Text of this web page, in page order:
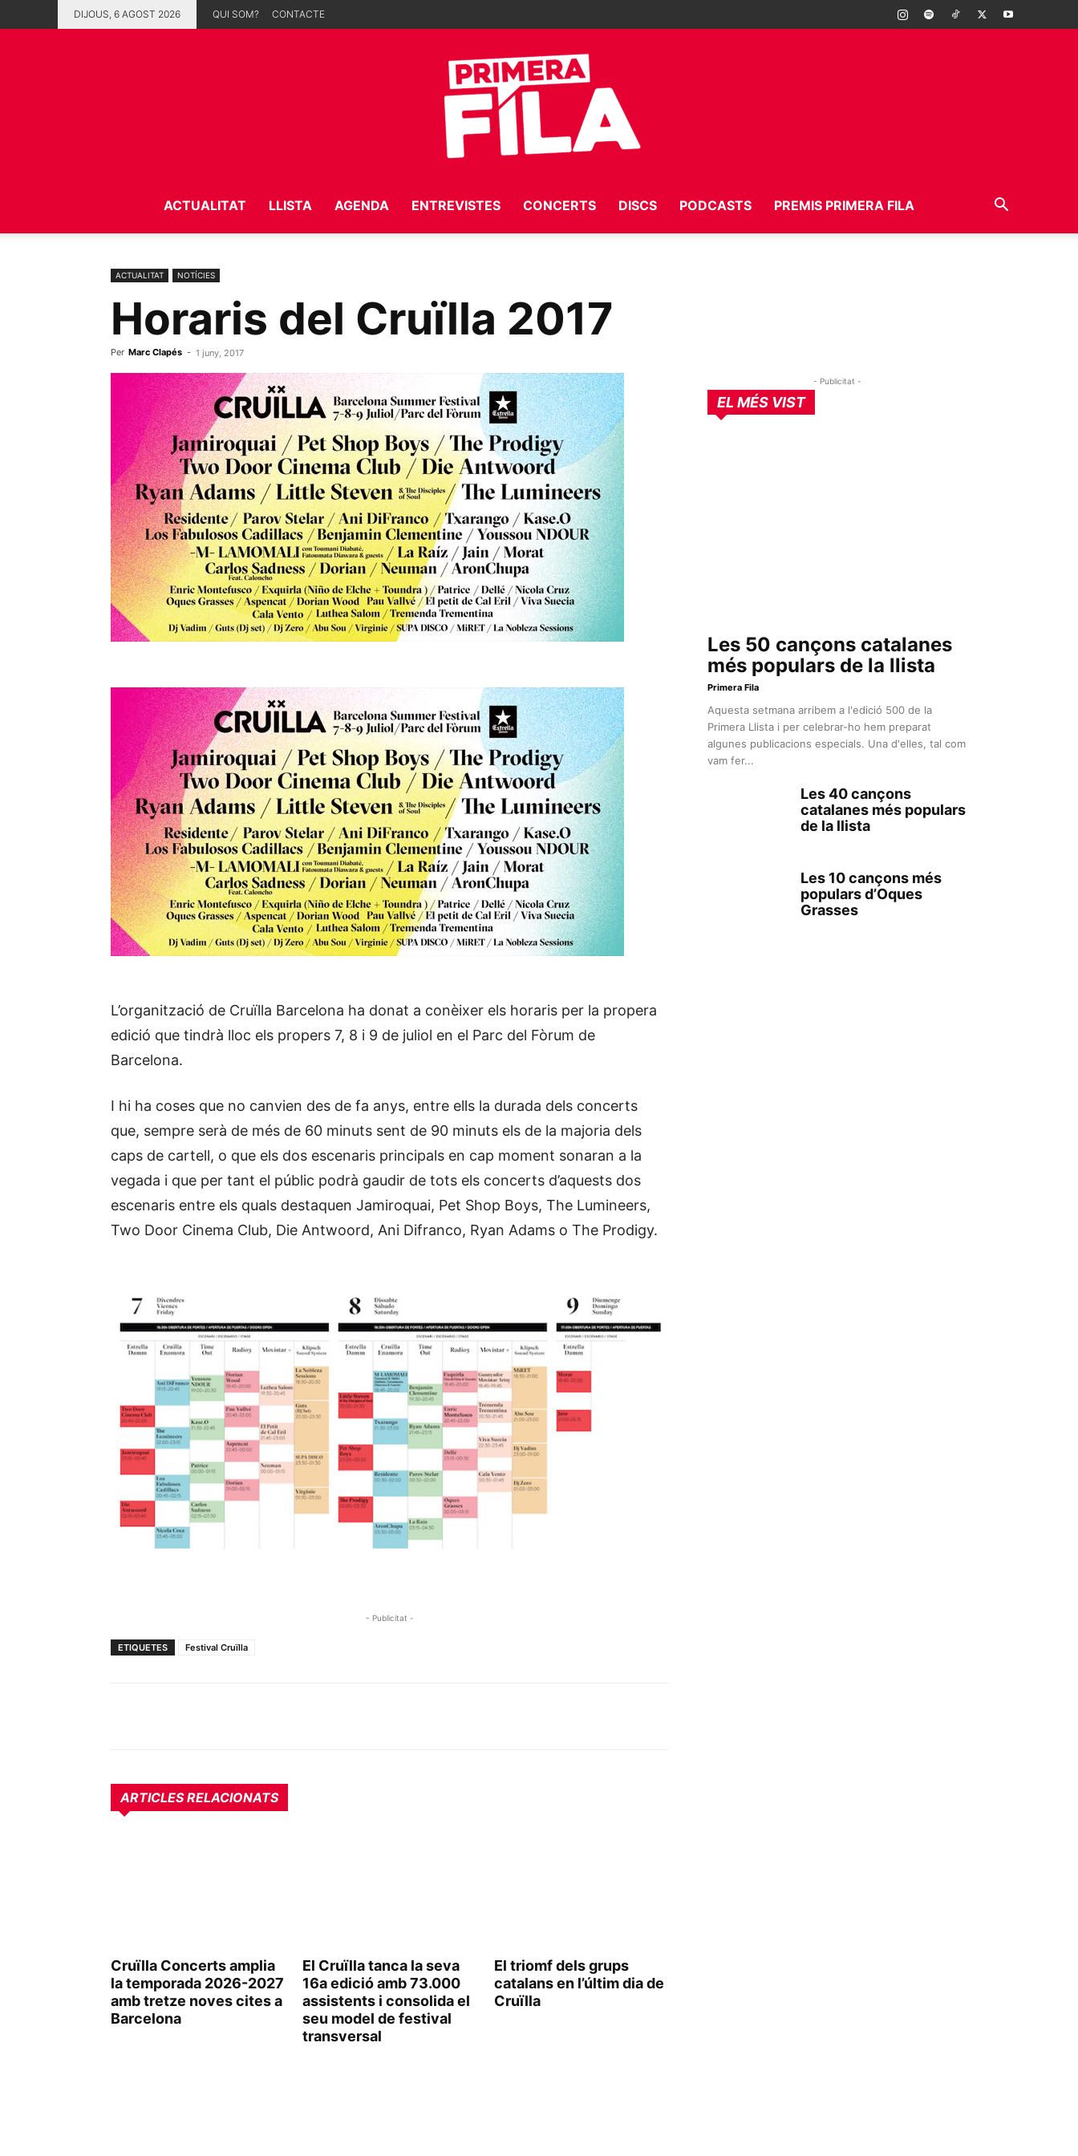
DIJOUS, 6 AGOST 2026 QUI SOM? CONTACTE
Fila
ACTUALITAT LLISTA AGENDA ENTREVISTES CONCERTS DISCS PODCASTS PREMIS PRIMERA FILA
ACTUALITAT NOTÍCIES
Horaris del Cruïlla 2017
Per Marc Clapés - 1 juny, 2017
L’organització de Cruïlla Barcelona ha donat a conèixer els horaris per la propera
edició que tindrà lloc els propers 7, 8 i 9 de juliol en el Parc del Fòrum de
Barcelona.
I hi ha coses que no canvien des de fa anys, entre ells la durada dels concerts
que, sempre serà de més de 60 minuts sent de 90 minuts els de la majoria dels
caps de cartell, o que els dos escenaris principals en cap moment sonaran a la
vegada i que per tant el públic podrà gaudir de tots els concerts d’aquests dos
escenaris entre els quals destaquen Jamiroquai, Pet Shop Boys, The Lumineers,
Two Door Cinema Club, Die Antwoord, Ani Difranco, Ryan Adams o The Prodigy.
- Publicitat -
ETIQUETES Festival Cruïlla
ARTICLES RELACIONATS
Cruïlla Concerts amplia
la temporada 2026-2027
amb tretze noves cites a
Barcelona
El Cruïlla tanca la seva
16a edició amb 73.000
assistents i consolida el
seu model de festival
transversal
El triomf dels grups
catalans en l’últim dia de
Cruïlla
- Publicitat -
EL MÉS VIST
Les 50 cançons catalanes
més populars de la llista
Primera Fila
Aquesta setmana arribem a l'edició 500 de la
Primera Llista i per celebrar-ho hem preparat
algunes publicacions especials. Una d'elles, tal com
vam fer...
Les 40 cançons
catalanes més populars
de la llista
Les 10 cançons més
populars d’Oques
Grasses